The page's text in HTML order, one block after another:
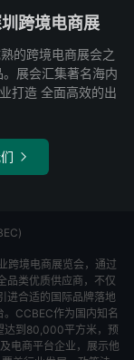
跨境电商展
的跨境电商展会之
展会汇集著名海内
打造 全面高效的出

跨境电商展览会，通过
品类优质供应商，不仅
进合适的国际品牌落地
CCBEC作为国内知名
达到80,000平方米，预
电商平台企业，展示他